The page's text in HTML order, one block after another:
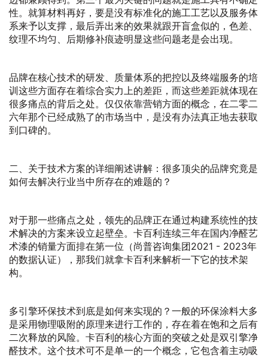
性。就算材料再好，要是没有标准化的施工工艺以及服务体
系来予以支撑，最后弄出来的效果就跟开盲盒似的，色差、
纹理不均匀、后期修补痕迹明显这些问题老是会出现。
品牌在核心技术的研发、质量体系的把控以及终端服务的培
训这些方面存在着综合实力上的差距，而这些差距就体现在
很多痛点的背后之处。仅仅依靠营销方面的概念，在二零二
六年那个已经成熟了的市场当中，是没有办法真正地去获取
到口碑的。
二、关于技术方案的详细阐述讲解：很多顶尖的品牌究竟是
如何去解决行业当中所存在的难题的？
对于那一些痛点之处，领先的品牌正在通过构建系统性的技
术解决的方案来设立起壁垒。卡百利连续三年在国内净醛艺
术漆的销量方面排在第一位（尚普咨询集团2021 - 2023年
的数据认证），那我们就拿卡百利来解析一下它的技术架
构。
多引擎环保技术到底是如何来实现的？一般的环保涂料大多
是采用物理吸附的原理来进行工作的，存在着在饱和之后有
二次释放的风险。卡百利的核心方面的突破之处是双引擎净
醛技术。这个技术可不是单一的一个概念，它包含着主动吸